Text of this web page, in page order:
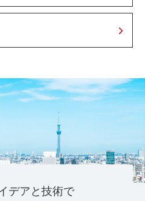
デアと技術で